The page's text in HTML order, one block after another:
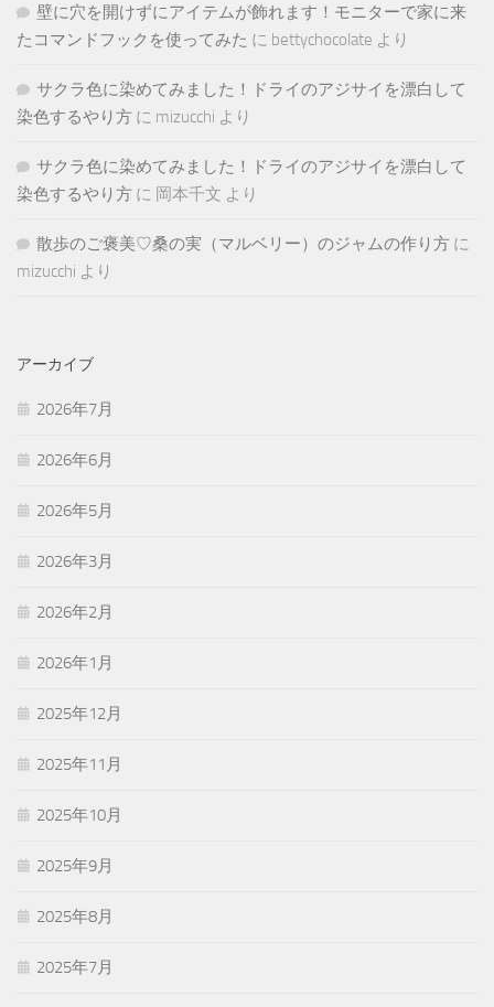
壁に穴を開けずにアイテムが飾れます！モニターで家に来
たコマンドフックを使ってみた に bettychocolate より
サクラ色に染めてみました！ドライのアジサイを漂白して
染色するやり方 に mizucchi より
サクラ色に染めてみました！ドライのアジサイを漂白して
染色するやり方 に 岡本千文 より
散歩のご褒美♡桑の実（マルベリー）のジャムの作り方 に
mizucchi より
アーカイブ
2026年7月
2026年6月
2026年5月
2026年3月
2026年2月
2026年1月
2025年12月
2025年11月
2025年10月
2025年9月
2025年8月
2025年7月